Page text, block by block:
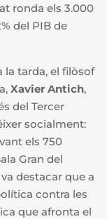
ronda els 3.000
del PIB de
la tarda, el filòsof
Xavier Antich,
del Tercer
socialment:
els 750
Gran del
destacar que a
contra les
que afronta el